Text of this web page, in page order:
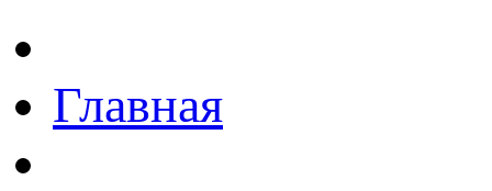
Главная